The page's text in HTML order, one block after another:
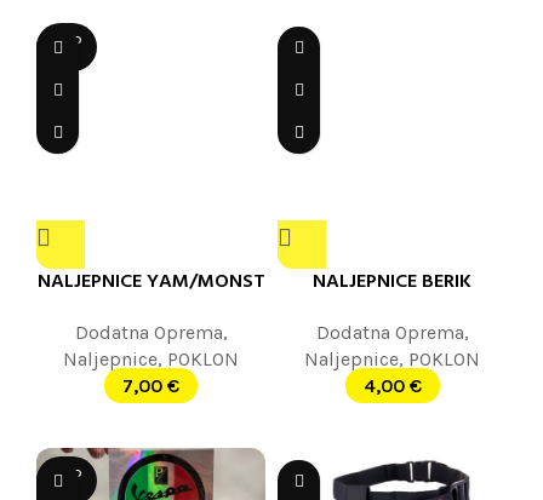
SOLD
OUT
NALJEPNICE YAM/MONST
Dodatna Oprema,
Naljepnice, POKLON
7,00 €
NALJEPNICE BERIK
Dodatna Oprema,
Naljepnice, POKLON
4,00 €
SOLD
OUT